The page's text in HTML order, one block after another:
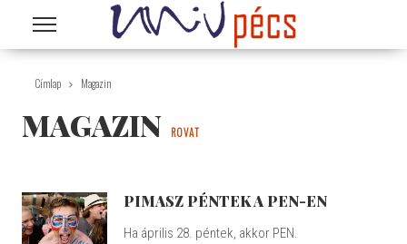
Ugrás a tartalomra
Címlap Magazin
MAGAZIN ROVAT
PIMASZ PÉNTEK A PEN-EN
Ha április 28. péntek, akkor PEN.